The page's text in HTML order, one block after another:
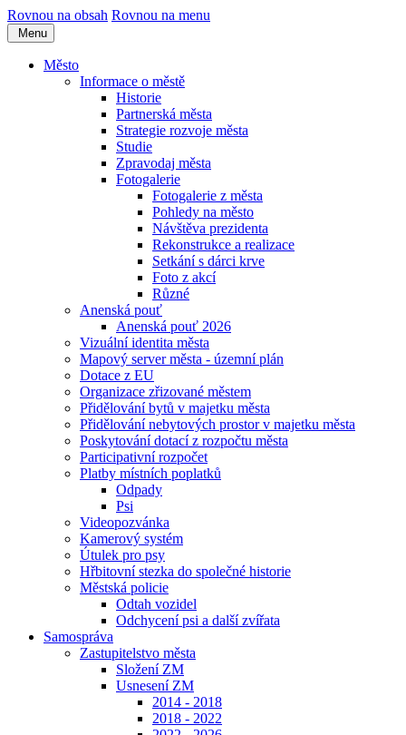
Rovnou na obsah Rovnou na menu
Menu
Město
Informace o městě
Historie
Partnerská města
Strategie rozvoje města
Studie
Zpravodaj města
Fotogalerie
Fotogalerie z města
Pohledy na město
Návštěva prezidenta
Rekonstrukce a realizace
Setkání s dárci krve
Foto z akcí
Různé
Anenská pouť
Anenská pouť 2026
Vizuální identita města
Mapový server města - územní plán
Dotace z EU
Organizace zřizované městem
Přidělování bytů v majetku města
Přidělování nebytových prostor v majetku města
Poskytování dotací z rozpočtu města
Participativní rozpočet
Platby místních poplatků
Odpady
Psi
Videopozvánka
Kamerový systém
Útulek pro psy
Hřbitovní stezka do společné historie
Městská policie
Odtah vozidel
Odchycení psi a další zvířata
Samospráva
Zastupitelstvo města
Složení ZM
Usnesení ZM
2014 - 2018
2018 - 2022